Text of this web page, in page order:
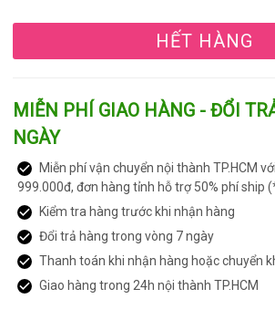
HẾT HÀNG
MIỄN PHÍ GIAO HÀNG - ĐỔI
NGÀY
Miễn phí vận chuyển nội thành TP.HCM
999.000đ, đơn hàng tỉnh hỗ trợ 50% phí ship
Kiểm tra hàng trước khi nhận hàng
Đổi trả hàng trong vòng 7 ngày
Thanh toán khi nhận hàng hoặc chuyển
Giao hàng trong 24h nội thành TP.HCM